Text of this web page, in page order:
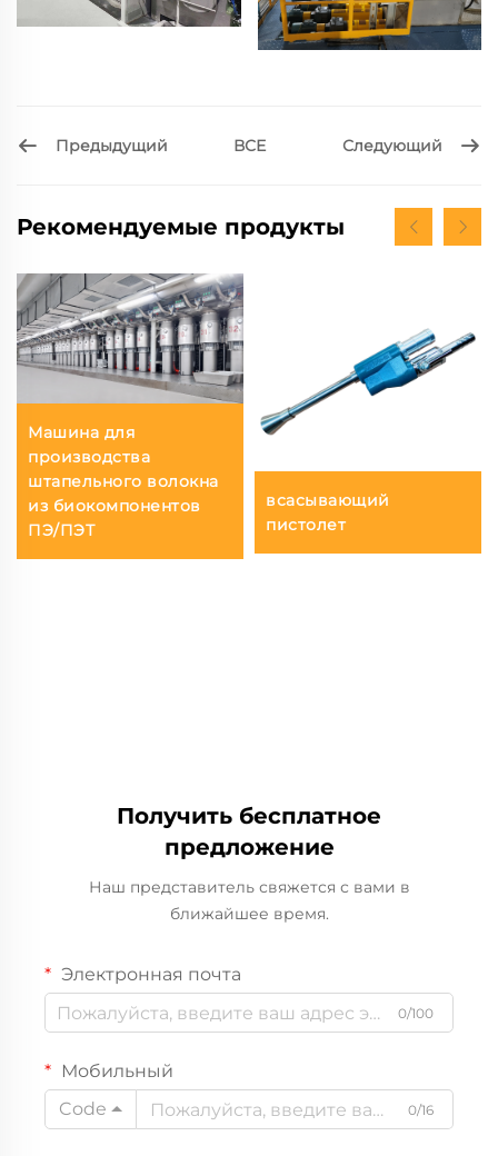
Предыдущий ВСЕ Следующий
Рекомендуемые продукты
Машина для
производства
штапельного волокна
из биокомпонентов
ПЭ/ПЭТ
всасывающий
пистолет
Получить бесплатное
предложение
Наш представитель свяжется с вами в
ближайшее время.
Электронная почта
0/100
Мобильный
Code
0/16